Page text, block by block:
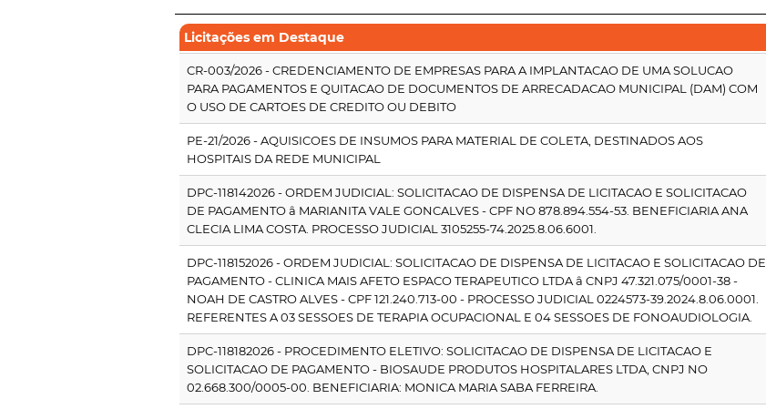
Licitações em Destaque
CR-003/2026 - CREDENCIAMENTO DE EMPRESAS PARA A IMPLANTACAO DE UMA SOLUCAO
PARA PAGAMENTOS E QUITACAO DE DOCUMENTOS DE ARRECADACAO MUNICIPAL (DAM) COM
O USO DE CARTOES DE CREDITO OU DEBITO
PE-21/2026 - AQUISICOES DE INSUMOS PARA MATERIAL DE COLETA, DESTINADOS AOS
HOSPITAIS DA REDE MUNICIPAL
DPC-118142026 - ORDEM JUDICIAL: SOLICITACAO DE DISPENSA DE LICITACAO E SOLICITACAO
DE PAGAMENTO â MARIANITA VALE GONCALVES - CPF NO 878.894.554-53. BENEFICIARIA ANA
CLECIA LIMA COSTA. PROCESSO JUDICIAL 3105255-74.2025.8.06.6001.
DPC-118152026 - ORDEM JUDICIAL: SOLICITACAO DE DISPENSA DE LICITACAO E SOLICITACAO DE
PAGAMENTO - CLINICA MAIS AFETO ESPACO TERAPEUTICO LTDA â CNPJ 47.321.075/0001-38 -
NOAH DE CASTRO ALVES - CPF 121.240.713-00 - PROCESSO JUDICIAL 0224573-39.2024.8.06.0001.
REFERENTES A 03 SESSOES DE TERAPIA OCUPACIONAL E 04 SESSOES DE FONOAUDIOLOGIA.
DPC-118182026 - PROCEDIMENTO ELETIVO: SOLICITACAO DE DISPENSA DE LICITACAO E
SOLICITACAO DE PAGAMENTO - BIOSAUDE PRODUTOS HOSPITALARES LTDA, CNPJ NO
02.668.300/0005-00. BENEFICIARIA: MONICA MARIA SABA FERREIRA.